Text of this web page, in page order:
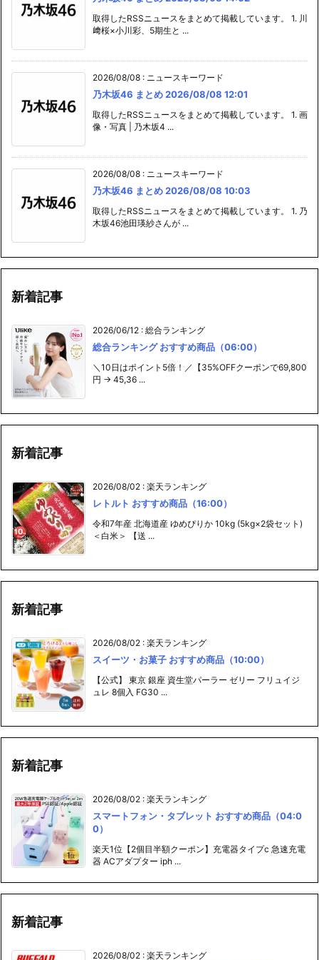
取得したRSSニュースをまとめて掲載しています。 1. 川
﨑桜×小川彩、5期生と ...
2026/08/08 : ニュースキーワード
乃木坂46 まとめ 2026/08/08 12:01
取得したRSSニュースをまとめて掲載しています。 1. 画
像・写真 | 乃木坂4 ...
2026/08/08 : ニュースキーワード
乃木坂46 まとめ 2026/08/08 10:03
取得したRSSニュースをまとめて掲載しています。 1. 乃
木坂46池田瑛紗さんが ...
新着記事
2026/06/12 : 総合ランキング
総合ランキング おすすめ商品（06:00）
＼10日はポイント5倍！／【35%OFFクーポンで69,800
円 → 45,36 ...
新着記事
2026/08/02 : 楽天ランキング
レトルト おすすめ商品（16:00）
令和7年産 北海道産 ゆめぴりか 10kg (5kg×2袋セット)
＜白米＞ 【送 ...
新着記事
2026/08/02 : 楽天ランキング
スイーツ・お菓子 おすすめ商品（10:00）
【公式】 東京 銀座 資生堂パーラー ゼリー フリュイジ
ュレ 8個入 FG30 ...
新着記事
2026/08/02 : 楽天ランキング
スマートフォン・タブレット おすすめ商品（04:0
0）
楽天1位【2個目半額クーポン】充電器タイプc 急速充電
器 ACアダプター iph ...
新着記事
2026/08/02 : 楽天ランキング